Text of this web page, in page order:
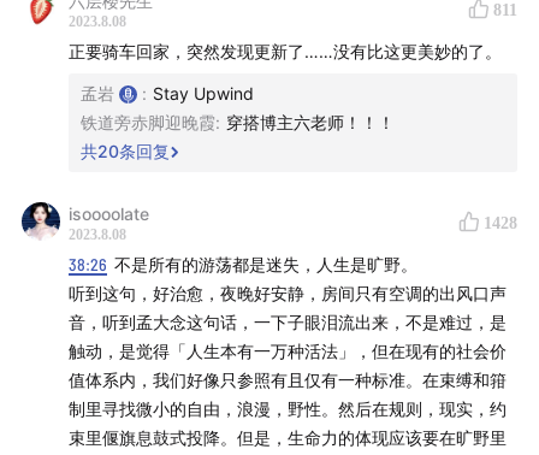
转眼间，今天已经是有知有行的第三个生日了。我想借此
契机，把背后的思考分享给你，并以此为第三季收尾。
看到标题中的序号，细心如你，也许会有疑问：怎么突然
就快进到了第 30 期了？因为我想为一位朋友保留第 29
我们第四季见。
官网地址
youzhiyouxing.cn
*点击上方链接即可查看本期精彩部分的文字稿
2023.8.08
811
正要骑车回家，突然发现更新了……没有比这更美妙的了。
孟岩 : Stay Upwind
铁道旁赤脚迎晚霞: 穿搭博主六老师！！！
共20条回复
isoooolate
2023.8.08
1428
38:26 不是所有的游荡都是迷失，人生是旷野。
听到这句，好治愈，夜晚好安静，房间只有空调的出风口声
音，听到孟大念这句话，一下子眼泪流出来，不是难过，是
触动，是觉得「人生本有一万种活法」，但在现有的社会价
值体系内，我们好像只参照有且仅有一种标准。在束缚和箝
制里寻找微小的自由，浪漫，野性。然后在规则，现实，约
束里偃旗息鼓式投降。但是，生命力的体现应该要在旷野里